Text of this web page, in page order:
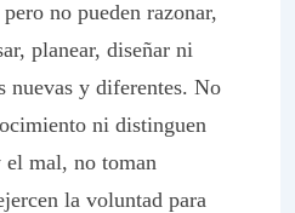
no pueden razonar,
planear, diseñar ni
nuevas y diferentes. No
ni distinguen
el mal, no toman
la voluntad para